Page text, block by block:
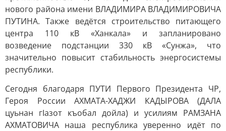
нового района имени ВЛАДИМИРА ВЛАДИМИРОВИЧА
ПУТИНА. Также ведётся строительство питающего
центра 110 кВ «Ханкала» и запланировано
возведение подстанции 330 кВ «Сунжа», что
значительно повысит стабильность энергосистемы
республики.
Сегодня благодаря ПУТИ Первого Президента ЧР,
Героя России АХМАТА-ХАДЖИ КАДЫРОВА (ДАЛА
цуьнан гIазот къобал дойла) и усилиям РАМЗАНА
АХМАТОВИЧА наша республика уверенно идёт по